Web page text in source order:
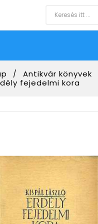
Antikvár könyvek
fejedelmi kora